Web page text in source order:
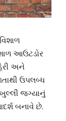
આઉટડોર
અને
ઉપલબ્ધ
જગ્યાનું
બનાવે છે.